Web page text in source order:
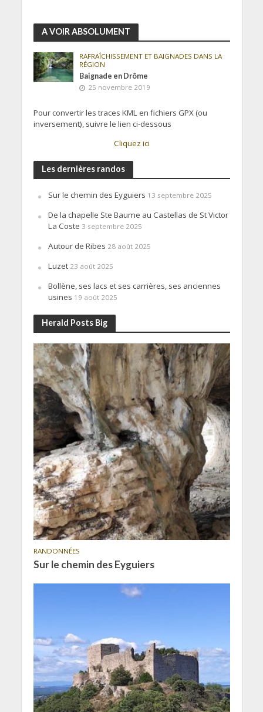
A VOIR ABSOLUMENT
RAFRAÎCHISSEMENT ET BAIGNADES DANS LA
RÉGION
Baignade en Drôme
25 novembre 2019
Pour convertir les traces KML en fichiers GPX (ou
inversement), suivre le lien ci-dessous
Cliquez ici
Les dernières randos
Sur le chemin des Eyguiers 13 septembre 2025
De la chapelle Ste Baume au Castellas de St Victor
La Coste 3 septembre 2025
Autour de Ribes 28 août 2025
Luzet 23 août 2025
Bollène, ses lacs et ses carrières, ses anciennes
usines 19 août 2025
Herald Posts Big
RANDONNÉES
Sur le chemin des Eyguiers